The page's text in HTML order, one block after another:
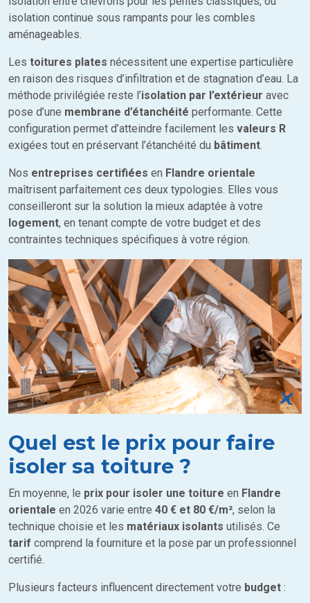
isolation continue sous rampants pour les combles
aménageables.
Les toitures plates nécessitent une expertise particulière
en raison des risques d’infiltration et de stagnation d’eau. La
méthode privilégiée reste l’isolation par l’extérieur avec
pose d’une membrane d’étanchéité performante. Cette
configuration permet d’atteindre facilement les valeurs R
exigées tout en préservant l’étanchéité du bâtiment.
Nos entreprises certifiées en Flandre orientale
maîtrisent parfaitement ces deux typologies. Elles vous
conseilleront sur la solution la mieux adaptée à votre
logement, en tenant compte de votre budget et des
contraintes techniques spécifiques à votre région.
Quel est le prix pour faire
isoler sa toiture ?
En moyenne, le prix pour isoler une toiture en Flandre
orientale en 2026 varie entre 40 € et 80 €/m², selon la
technique choisie et les matériaux isolants utilisés. Ce
tarif comprend la fourniture et la pose par un professionnel
certifié.
Plusieurs facteurs influencent directement votre budget :